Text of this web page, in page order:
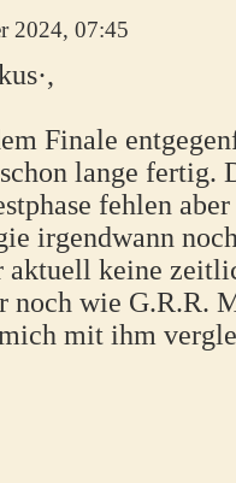
2024, 07:45
Finale
lange fertig.
fehlen
irgendwann
aktuell keine
noch wie G.R.R.
mit ihm